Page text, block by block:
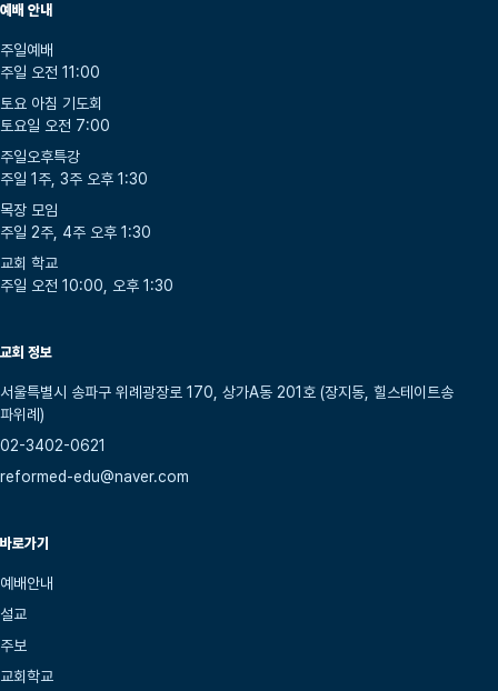
예배 안내
주일예배
주일 오전 11:00
토요 아침 기도회
토요일 오전 7:00
주일오후특강
주일 1주, 3주 오후 1:30
목장 모임
주일 2주, 4주 오후 1:30
교회 학교
주일 오전 10:00, 오후 1:30
교회 정보
서울특별시 송파구 위례광장로 170, 상가A동 201호 (장지동, 힐스테이트송
파위례)
02-3402-0621
reformed-edu@naver.com
바로가기
예배안내
설교
주보
교회학교